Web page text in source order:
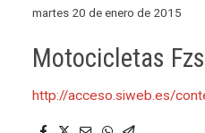
martes 20 de enero de 2015
Motocicletas Fzs
http://acceso.siweb.es/